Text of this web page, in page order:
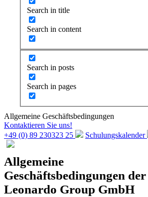
Search in title
Search in content
Search in posts
Search in pages
Allgemeine Geschäftsbedingungen
Kontaktieren Sie uns!
+49 (0) 89 230323 25
Schulungskalender
Allgemeine
Geschäftsbedingungen der
Leonardo Group GmbH